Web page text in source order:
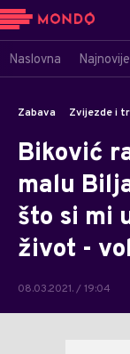
Naslovna Najnovije
Zabava Zvijezde i
Biković
malu
što si mi
život -
08.03.2021. / 19:04